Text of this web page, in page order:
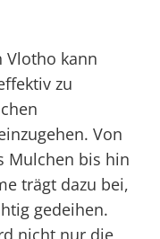
Vlotho kann
zu
Von
Mulchen bis hin
trägt dazu bei,
gedeihen.
nicht nur die